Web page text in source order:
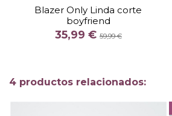
Blazer Only Linda corte
boyfriend
35,99 € 59,99 €
COLOR
AZUL
4 productos relacionados: